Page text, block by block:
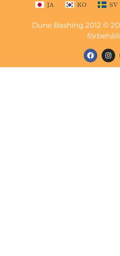
JA KO SV
Dune Bashing 2012 ©